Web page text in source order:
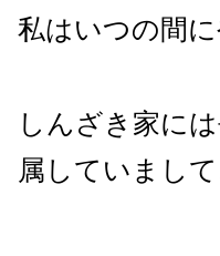
私はいつの間
しんざき家に
属していまし